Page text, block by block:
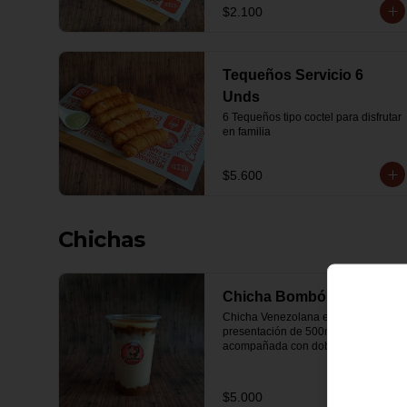
$2.100
Tequeños Servicio 6
Unds
6 Tequeños tipo coctel para disfrutar
en familia
$5.600
Chichas
Chicha Bombón 500Ml
Chicha Venezolana en única
presentación de 500ml,
acompañada con doble capa
espolvoreada con canela.
$5.000